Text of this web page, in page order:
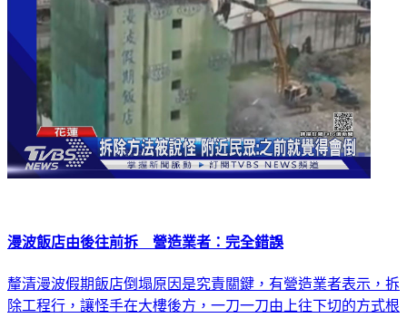
漫波飯店由後往前拆 營造業者：完全錯誤
釐清漫波假期飯店倒塌原因是究責關鍵，有營造業者表示，拆
除工程行，讓怪手在大樓後方，一刀一刀由上往下切的方式根